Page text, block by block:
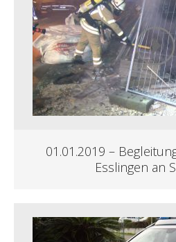
01.01.2019 –
Esslingen an